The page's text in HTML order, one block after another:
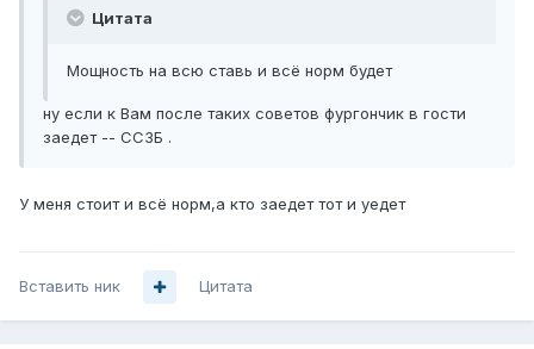
Цитата
Мощность на всю ставь и всё норм будет
ну если к Вам после таких советов фургончик в гости
заедет -- ССЗБ .
У меня стоит и всё норм,а кто заедет тот и уедет
Вставить ник Цитата